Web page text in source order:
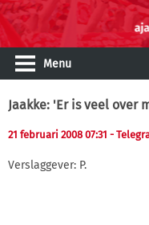
Menu
Jaakke: 'Er is veel over
21 februari 2008 07:31 -
Verslaggever: P.